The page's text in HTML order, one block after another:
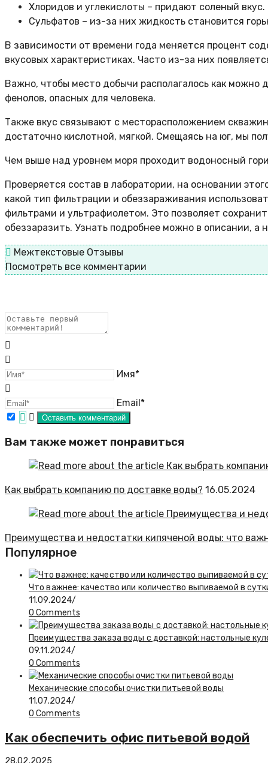
Хлоридов и углекислоты – придают соленый вкус.
Сульфатов – из-за них жидкость становится
В зависимости от времени года меняется процент
вкусовых характеристиках. Часто из-за них
Важно, чтобы место добычи располагалось как можно
фенолов, опасных для человека.
Также вкус связывают с месторасположением
достаточно кислотной, мягкой. Смещаясь на юг, мы
Чем выше над уровнем моря проходит водоносный
Проверяется состав в лаборатории, на основании
какой тип фильтрации и обеззараживания
фильтрами и ультрафиолетом. Это позволяет
обеззаразить. Узнать подробнее можно в описании,
Межтекстовые Отзывы
Посмотреть все комментарии
Имя*
Email*
Вам также может понравиться
Как выбрать компанию по доставке воды? 16.05.2024
Преимущества и недостатки кипяченой воды: что
Популярное
Что важнее: качество или количество выпиваемой в
11.09.2024/
0 Comments
Преимущества заказа воды с доставкой: настольные
09.11.2024/
0 Comments
Механические способы очистки питьевой воды
11.07.2024/
0 Comments
Как обеспечить офис питьевой водой